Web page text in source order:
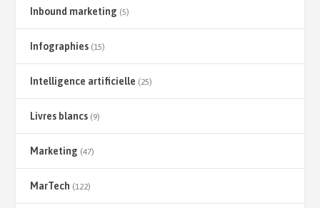
Inbound marketing (5)
Infographies (15)
Intelligence artificielle (25)
Livres blancs (9)
Marketing (47)
MarTech (122)